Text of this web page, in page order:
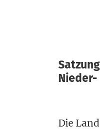
Nieder-
Die